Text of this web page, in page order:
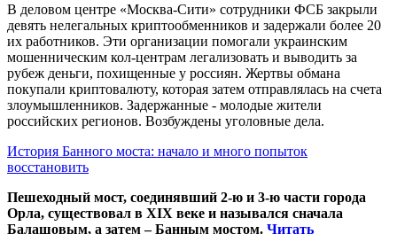
В деловом центре «Москва-Сити» сотрудники ФСБ закрыли
девять нелегальных криптообменников и задержали более 20
их работников. Эти организации помогали украинским
мошенническим кол-центрам легализовать и выводить за
рубеж деньги, похищенные у россиян. Жертвы обмана
покупали криптовалюту, которая затем отправлялась на счета
злоумышленников. Задержанные - молодые жители
российских регионов. Возбуждены уголовные дела.
История Банного моста: начало и много попыток
восстановить
Пешеходный мост, соединявший 2-ю и 3-ю части города
Орла, существовал в XIX веке и назывался сначала
Балашовым, а затем – Банным мостом. Читать